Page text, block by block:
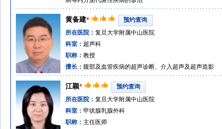
黄备建*
预约查询
所在医院： 复旦大学附属中山医院
科室： 超声科
职称： 教授
擅长： 腹部及血管疾病的超声诊断、介入超声及超声造影
江颖*
预约查询
所在医院： 复旦大学附属中山医院
科室： 甲状腺乳腺外科
职称： 主任医师